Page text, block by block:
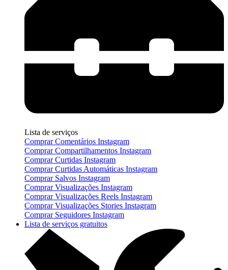
Lista de serviços
Comprar Comentários Instagram
Comprar Compartilhamentos Instagram
Comprar Curtidas Instagram
Comprar Curtidas Automáticas Instagram
Comprar Salvos Instagram
Comprar Visualizações Instagram
Comprar Visualizações Reels Instagram
Comprar Visualizações Stories Instagram
Comprar Seguidores Instagram
Lista de serviços gratuitos